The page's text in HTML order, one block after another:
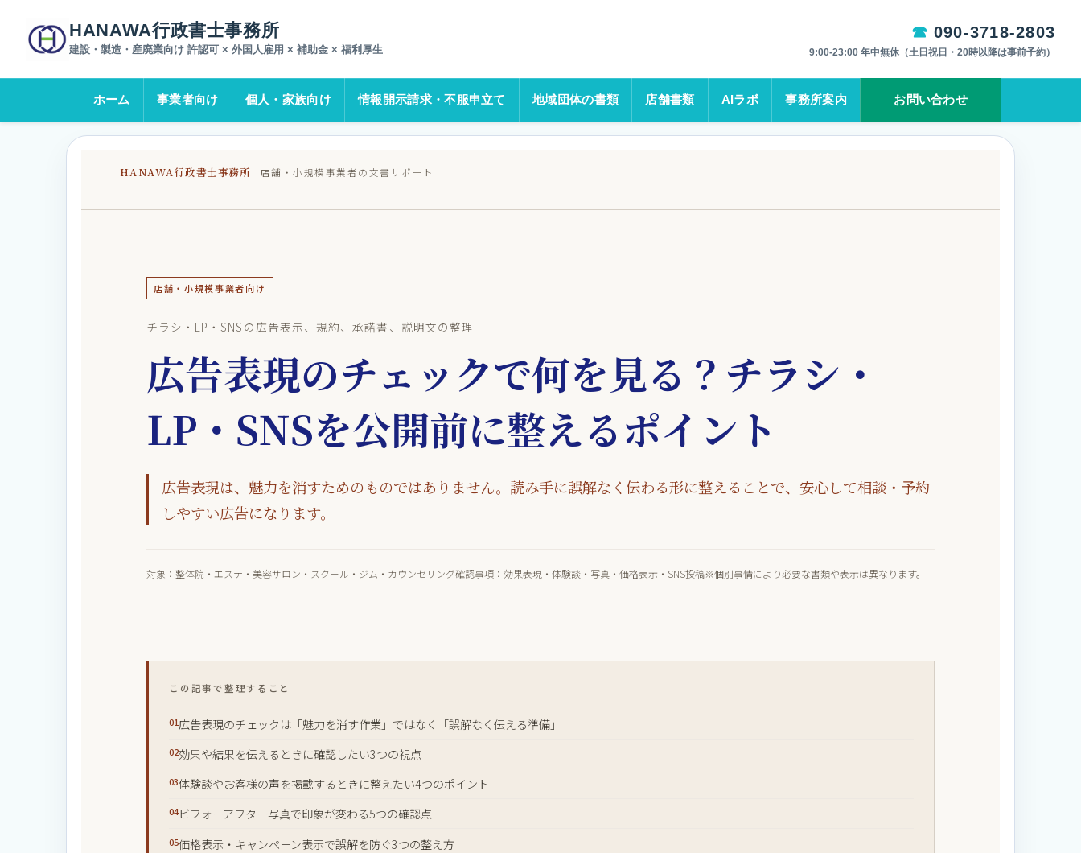
HANAWA行政書士事務所
建設・製造・産廃業向け 許認可 × 外国人雇用 × 補助金 × 福利厚生
090-3718-2803
9:00-23:00 年中無休（土日祝日・20時以降は事前予約）
ホーム 事業者向け 個人・家族向け 情報開示請求・不服申立て 地域団体の書類 店舗書類 AIラボ 事務所案内 お問い合わせ
ホーム ブログ一覧 広告表現のチェックで何を見る？チラシ・LP・SNSを公開前に整えるポイント
HANAWA行政書士事務所 店舗・小規模事業者の文書サポート
店舗・小規模事業者向け
チラシ・LP・SNSの広告表示、規約、承諾書、説明文の整理
広告表現のチェックで何を見る？チラシ・
LP・SNSを公開前に整えるポイント
広告表現は、魅力を消すためのものではありません。読み手に誤解なく伝わる形に整えることで、安心して相談・予約
しやすい広告になります。
対象：整体院・エステ・美容サロン・スクール・ジム・カウンセリング確認事項：効果表現・体験談・写真・価格表示・SNS投稿※個別事情により必要な書類や表示は異なります。
この記事で整理すること
広告表現のチェックは「魅力を消す作業」ではなく「誤解なく伝える準備」
効果や結果を伝えるときに確認したい3つの視点
体験談やお客様の声を掲載するときに整えたい4つのポイント
ビフォーアフター写真で印象が変わる5つの確認点
価格表示・キャンペーン表示で誤解を防ぐ3つの整え方